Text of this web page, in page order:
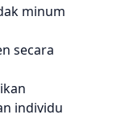
minum
secara
individu